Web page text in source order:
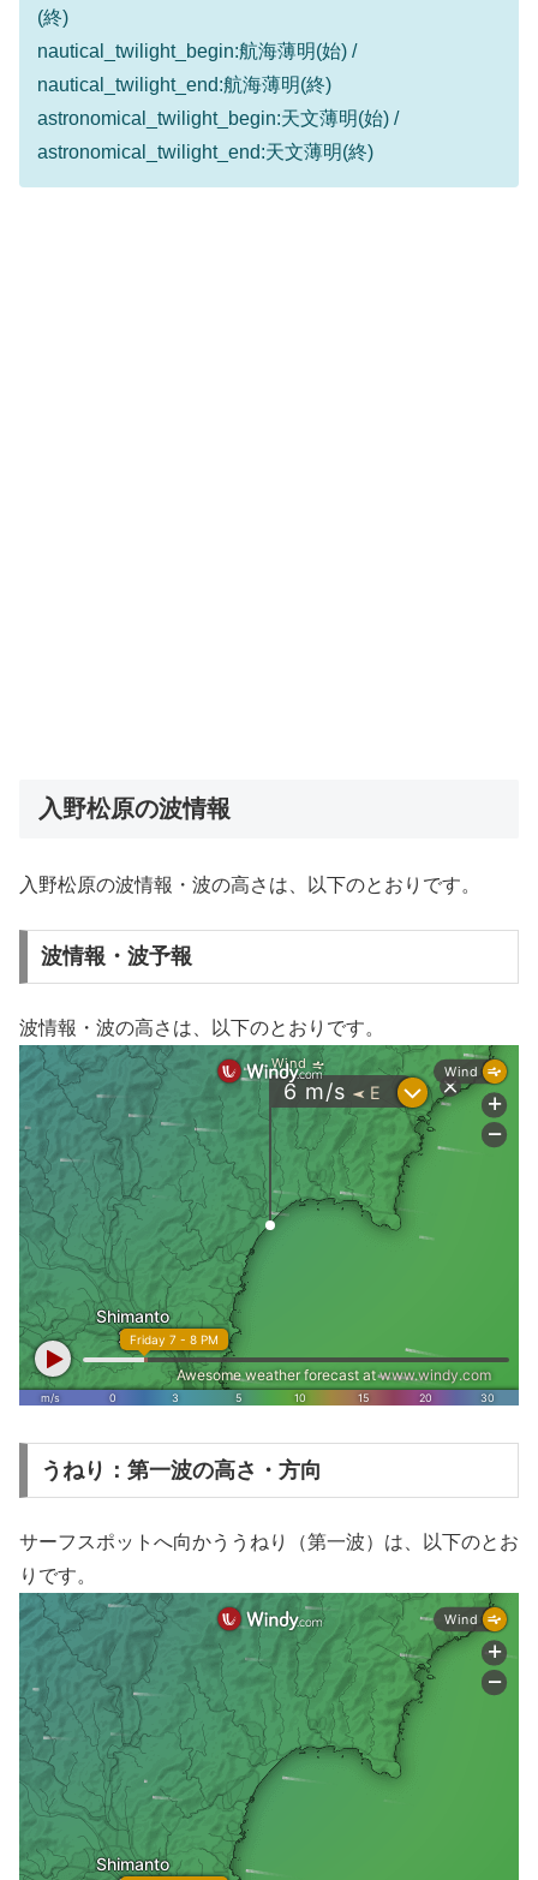
(終)
nautical_twilight_begin:航海薄明(始) /
nautical_twilight_end:航海薄明(終)
astronomical_twilight_begin:天文薄明(始) /
astronomical_twilight_end:天文薄明(終)
入野松原の波情報
入野松原の波情報・波の高さは、以下のとおりです。
波情報・波予報
波情報・波の高さは、以下のとおりです。
うねり：第一波の高さ・方向
サーフスポットへ向かううねり（第一波）は、以下のとお
りです。